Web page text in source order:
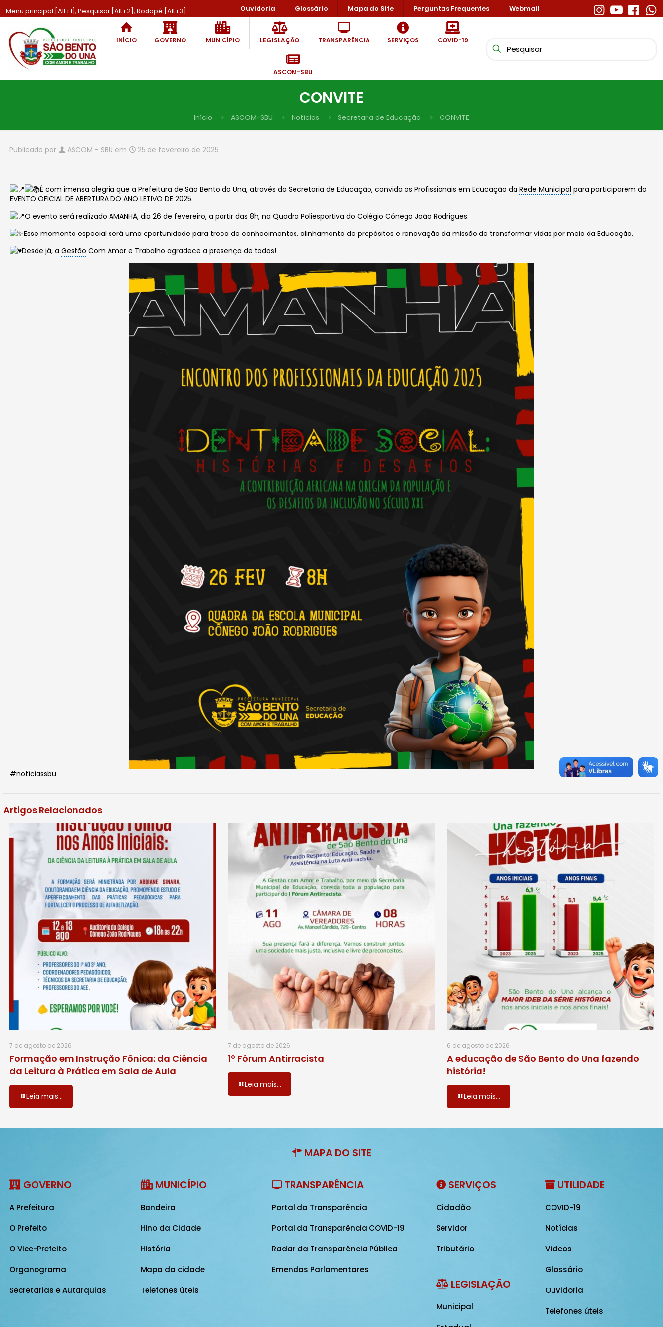
Menu principal [Alt+1], Pesquisar [Alt+2], Rodapé [Alt+3] Ouvidoria Glossário Mapa do Site Perguntas Frequentes Webmail
INÍCIO GOVERNO MUNICÍPIO LEGISLAÇÃO TRANSPARÊNCIA SERVIÇOS COVID-19
ASCOM-SBU
CONVITE
Início ASCOM-SBU Notícias Secretaria de Educação CONVITE
Publicado por ASCOM - SBU em 25 de fevereiro de 2025
É com imensa alegria que a Prefeitura de São Bento do Una, através da Secretaria de Educação, convida os Profissionais em Educação daRede Municipal para participarem do
EVENTO OFICIAL DE ABERTURA DO ANO LETIVO DE 2025.
O evento será realizado AMANHÃ, dia 26 de fevereiro, a partir das 8h, na Quadra Poliesportiva do Colégio Cônego João Rodrigues.
Esse momento especial será uma oportunidade para troca de conhecimentos, alinhamento de propósitos e renovação da missão de transformar vidas por meio da Educação.
Desde já, aGestão Com Amor e Trabalho agradece a presença de todos!
#notíciassbu
Artigos Relacionados
7 de agosto de 2026
Formação em Instrução Fônica: da Ciência
da Leitura à Prática em Sala de Aula
Leia mais...
7 de agosto de 2026
1º Fórum Antirracista
Leia mais...
6 de agosto de 2026
A educação de São Bento do Una fazendo
história!
Leia mais...
MAPA DO SITE
GOVERNO
A Prefeitura
O Prefeito
O Vice-Prefeito
Organograma
Secretarias e Autarquias
MUNICÍPIO
Bandeira
Hino da Cidade
História
Mapa da cidade
Telefones úteis
TRANSPARÊNCIA
Portal da Transparência
Portal da Transparência COVID-19
Radar da Transparência Pública
Emendas Parlamentares
SERVIÇOS
Cidadão
Servidor
Tributário
LEGISLAÇÃO
Municipal
UTILIDADE
COVID-19
Notícias
Vídeos
Glossário
Ouvidoria
Telefones úteis